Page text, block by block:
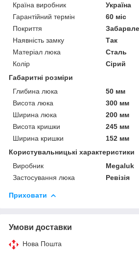
Країна виробник
Україна
Гарантійний термін
60 міс
Покриття
Наявність замку
Так
Матеріал люка
Сталь
Колір
Сірий
Габаритні розміри
Глибина люка
50 мм
Висота люка
300 мм
Ширина люка
200 мм
Висота кришки
245 мм
Ширина кришки
152 мм
Користувальницькі характеристики
Виробник
Megaluk
Застосування люка
Ревізія
Приховати
Умови доставки
Нова Пошта